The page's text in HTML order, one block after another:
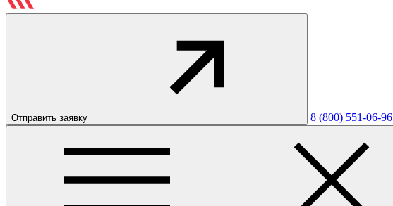
Отправить заявку 8 (800) 551-06-96